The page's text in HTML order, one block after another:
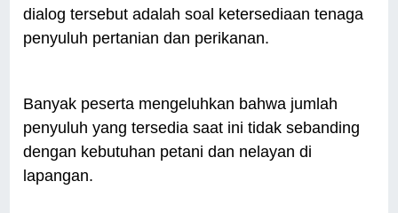
dialog tersebut adalah soal ketersediaan tenaga
penyuluh pertanian dan perikanan.
Banyak peserta mengeluhkan bahwa jumlah
penyuluh yang tersedia saat ini tidak sebanding
dengan kebutuhan petani dan nelayan di
lapangan.